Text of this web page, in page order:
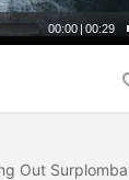
00:00 | 00:29
Out